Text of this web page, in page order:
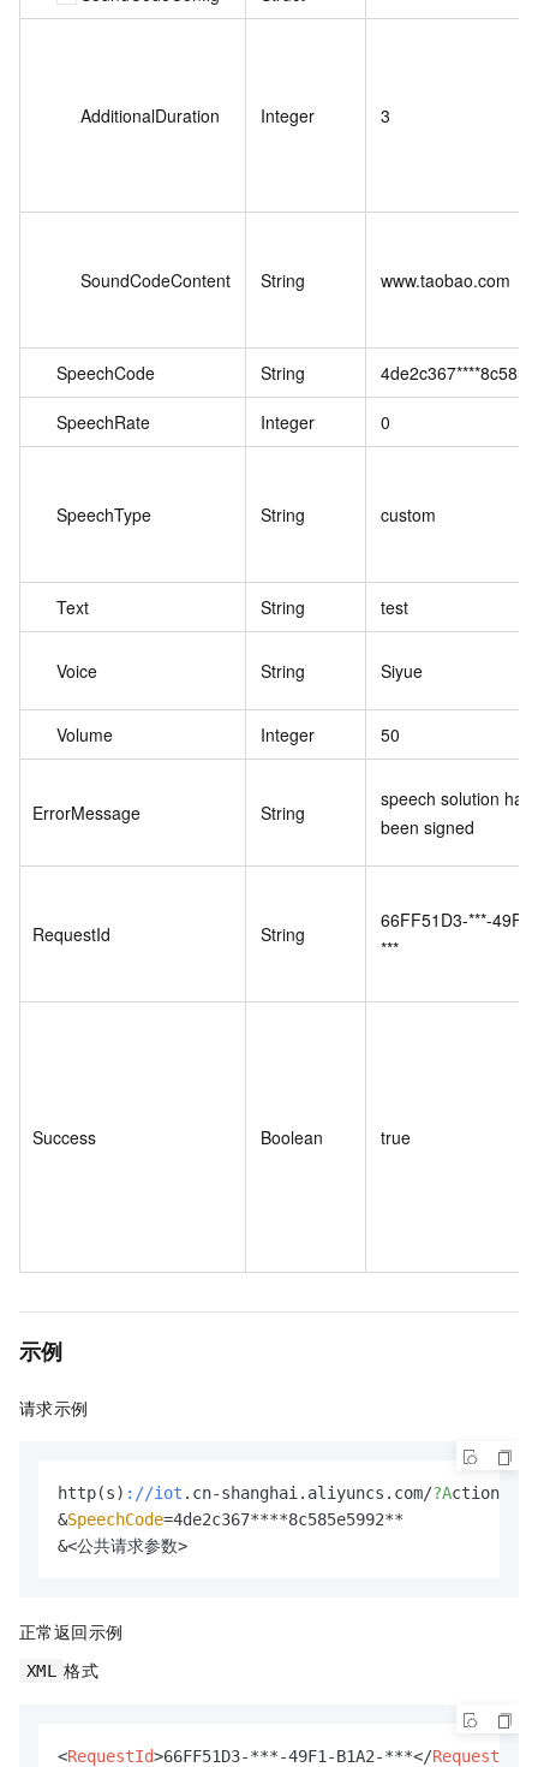
AdditionalDuration Integer 3
SoundCodeContent String www.taobao.com
SpeechCode String
SpeechRate Integer 0
SpeechType String custom
Text String test
Voice String Siyue
Volume Integer 50
ErrorMessage String
speech solution has
been signed
RequestId String
66FF51D3-***-
***
Success Boolean true
示例
请求示例
http(s) ://iot .cn-shanghai.aliyuncs.com/?Action=
&SpeechCode=4de2c367****8c585e5992**
&<公共请求参数>
正常返回示例
XML 格式
<RequestId>66FF51D3-***-49F1-B1A2-***</RequestId